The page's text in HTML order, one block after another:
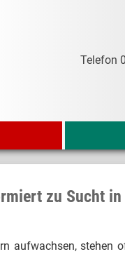
Telefon
zu Sucht in
aufwachsen, stehen